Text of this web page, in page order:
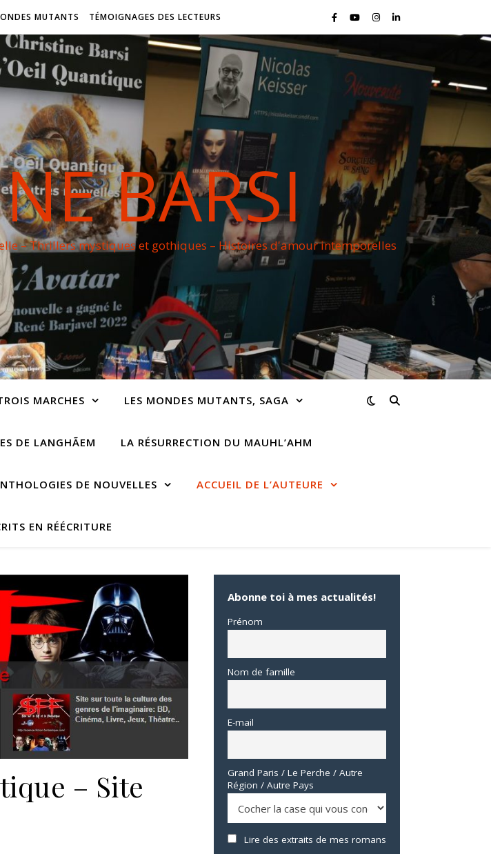
MUTANTS TÉMOIGNAGES DES LECTEURS
BARSI
– Thrillers mystiques et gothiques – Histoires d'amour intemporelles
MARCHES LES MONDES MUTANTS, SAGA
DE LANGHÃEM LA RÉSURRECTION DU MAUHL’AHM
DE NOUVELLES ACCUEIL DE L’AUTEURE
EN RÉÉCRITURE
– Site
Abonne toi à mes actualités!
Prénom
Nom de famille
E-mail
Grand Paris / Le Perche / Autre
Région / Autre Pays
Lire des extraits de mes romans